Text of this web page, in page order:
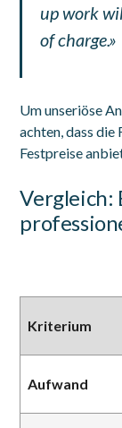
up work
of charge.»
Um unseriöse
achten, dass die
Festpreise
Vergleich:
Kriterium
Aufwand